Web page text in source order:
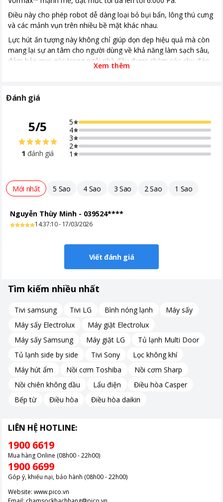
Điều này cho phép robot dễ dàng loại bỏ bụi bẩn, lông thú cưng
và các mảnh vụn trên nhiều bề mặt khác nhau.
Lực hút ấn tượng này không chỉ giúp dọn dẹp hiệu quả mà còn
mang lại sự an tâm cho người dùng về khả năng làm sạch sâu,
đảm bảo mọi góc trong ngôi nhà đều được chăm sóc chu đáo.
Công nghệ Pathfinder™, nhận diện vết bẩn thông minh
Xem thêm
Đánh giá
5/5
1 đánh giá
5
4
3
2
1
Mới nhất 5 Sao 4 Sao 3 Sao 2 Sao 1 Sao
Nguyễn Thùy Minh - 039524****
14:37:10 - 17/03/2026
Viết đánh giá
Tìm kiếm nhiều nhất
Tivi samsung Tivi LG Bình nóng lạnh
Máy sấy
Máy sấy Electrolux
Máy giặt Electrolux
Máy sấy Samsung
Máy giặt LG
Tủ lạnh Multi Door
Tủ lạnh side by side
Tivi Sony
Lọc không khí
Máy hút ẩm
Nồi cơm Toshiba
Nồi cơm Sharp
Nồi chiên không dầu
Lẩu điện
Điều hòa Casper
Bếp từ
Điều hòa Điều hòa daikin
LIÊN HỆ HOTLINE:
1900 6619
Mua hàng Online (08h00 - 22h00)
1900 6699
Góp ý, khiếu nại, bảo hành (08h00 - 22h00)
Website: www.pico.vn